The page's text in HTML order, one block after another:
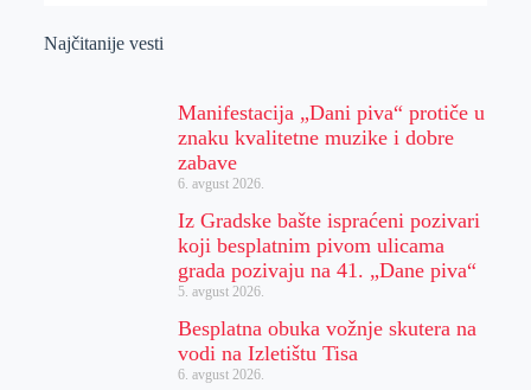
Najčitanije vesti
Manifestacija „Dani piva“ protiče u
znaku kvalitetne muzike i dobre
zabave
6. avgust 2026.
Iz Gradske bašte ispraćeni pozivari
koji besplatnim pivom ulicama
grada pozivaju na 41. „Dane piva“
5. avgust 2026.
Besplatna obuka vožnje skutera na
vodi na Izletištu Tisa
6. avgust 2026.